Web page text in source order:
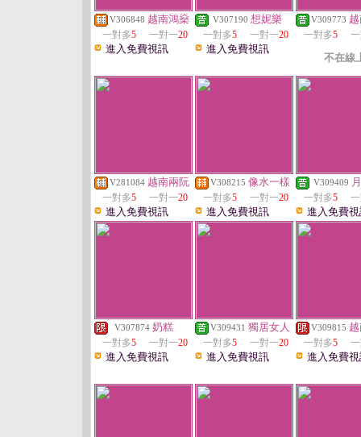
V306848 越南鴻燊
一對多5 一對一20
進入免費視訊
V307190 想妮樂
一對多5 一對一20
進入免費視訊
V309773
一對多5
不在線
V281084 越南兩阮
一對多5 一對一20
進入免費視訊
V308215 像水一樣
一對多5 一對一20
進入免費視訊
V309409
一對多5
進入免費
V307874 奶糕
一對多5 一對一20
進入免費視訊
V309431 獨居女人
一對多5 一對一20
進入免費視訊
V309815
一對多5
進入免費